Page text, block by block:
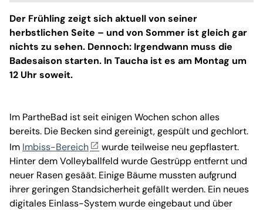
Der Frühling zeigt sich aktuell von seiner
herbstlichen Seite – und von Sommer ist gleich gar
nichts zu sehen. Dennoch: Irgendwann muss die
Badesaison starten. In Taucha ist es am Montag um
12 Uhr soweit.
Im PartheBad ist seit einigen Wochen schon alles
bereits. Die Becken sind gereinigt, gespült und gechlort.
Im Imbiss-Bereich
wurde teilweise neu gepflastert.
Hinter dem Volleyballfeld wurde Gestrüpp entfernt und
neuer Rasen gesäät. Einige Bäume mussten aufgrund
ihrer geringen Standsicherheit gefällt werden. Ein neues
digitales Einlass-System wurde eingebaut und über